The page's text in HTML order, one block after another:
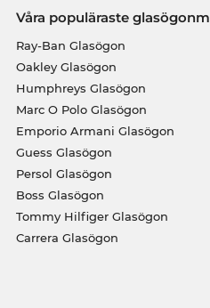
Våra populäraste
Ray-Ban Glasögon
Oakley Glasögon
Humphreys Glasögon
Marc O Polo Glasögon
Emporio Armani Glasögon
Guess Glasögon
Persol Glasögon
Boss Glasögon
Tommy Hilfiger Glasögon
Carrera Glasögon